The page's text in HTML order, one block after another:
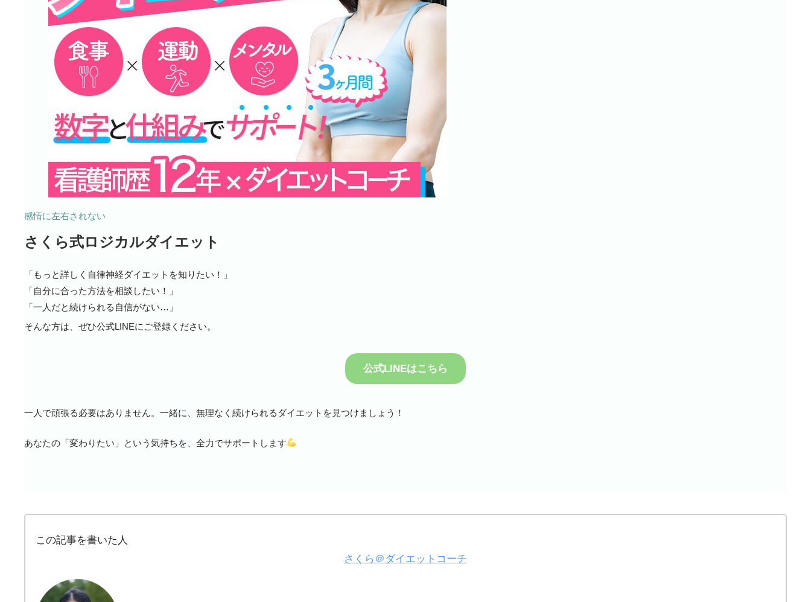
感情に左右されない
さくら式ロジカルダイエット
「もっと詳しく自律神経ダイエットを知りたい！」
「自分に合った方法を相談したい！」
「一人だと続けられる自信がない…」
そんな方は、ぜひ公式LINEにご登録ください。
公式LINEはこちら
一人で頑張る必要はありません。一緒に、無理なく続けられるダイエットを見つけましょう！
あなたの「変わりたい」という気持ちを、全力でサポートします
この記事を書いた人
さくら＠ダイエットコーチ